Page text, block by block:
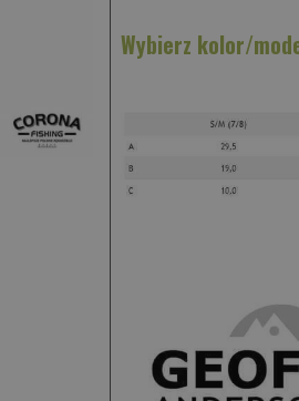
Wybierz kolor/